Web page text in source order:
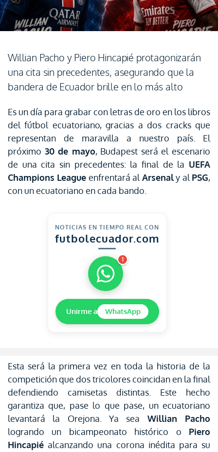
Willian Pacho y Piero Hincapié protagonizarán
una cita sin precedentes, asegurando que la
bandera de Ecuador brille en lo más alto
Es un día para grabar con letras de oro en los libros
del fútbol ecuatoriano, gracias a dos cracks que
representan de maravilla a nuestro país. El
próximo 30 de mayo, Budapest será el escenario
de una cita sin precedentes: la final de la UEFA
Champions League enfrentará al Arsenaly al PSG,
con un ecuatoriano en cada bando.
NOTICIAS EN TIEMPO REAL CON
futbolecuador.com
1
Unirme a WhatsApp
Esta será la primera vez en toda la historia de la
competición que dos tricolores coincidan en la final
defendiendo camisetas distintas. Este hecho
garantiza que, pase lo que pase, un ecuatoriano
levantará la Orejona. Ya sea Willian Pacho
logrando un bicampeonato histórico o Piero
Hincapié alcanzando una corona inédita para su